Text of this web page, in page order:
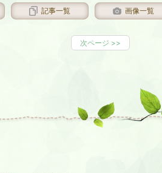
記事一覧 画像一覧
次ページ >>